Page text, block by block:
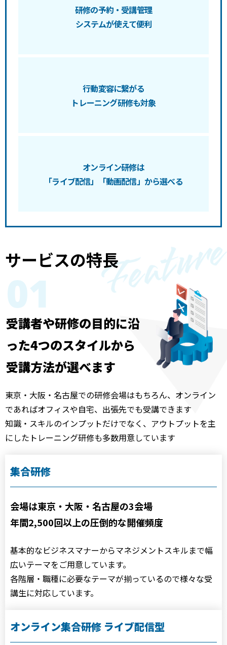
研修の予約・受講管理
システムが使えて便利
行動変容に繋がる
トレーニング研修も対象
オンライン研修は
「ライブ配信」「動画配信」から選べる
サービスの特長
01
受講者や研修の目的に沿
った4つのスタイルから
受講方法が選べます
東京・大阪・名古屋での研修会場はもちろん、オンライン
であればオフィスや自宅、出張先でも受講できます
知識・スキルのインプットだけでなく、アウトプットを主
にしたトレーニング研修も多数用意しています
集合研修
会場は東京・大阪・名古屋の3会場
年間2,500回以上の圧倒的な開催頻度
基本的なビジネスマナーからマネジメントスキルまで幅
広いテーマをご用意しています。
各階層・職種に必要なテーマが揃っているので様々な受
講生に対応しています。
オンライン集合研修 ライブ配信型